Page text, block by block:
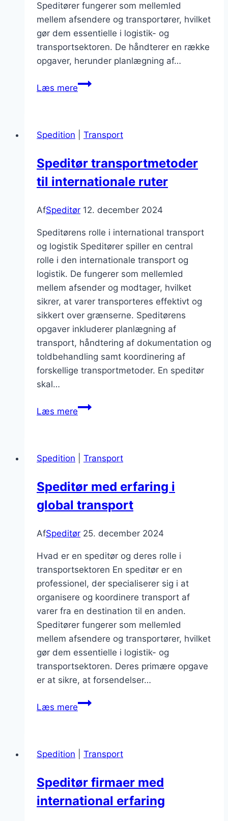
Speditører fungerer som mellemled
mellem afsendere og transportører, hvilket
gør dem essentielle i logistik- og
transportsektoren. De håndterer en række
opgaver, herunder planlægning af…
Læs mereSpeditør
Spedition
Transport
Speditør transportmetoder
til internationale ruter
AfSpeditør 12. december 2024
Speditørens rolle i international transport
og logistik Speditører spiller en central
rolle i den internationale transport og
logistik. De fungerer som mellemled
mellem afsender og modtager, hvilket
sikrer, at varer transporteres effektivt og
sikkert over grænserne. Speditørens
opgaver inkluderer planlægning af
transport, håndtering af dokumentation og
toldbehandling samt koordinering af
forskellige transportmetoder. En speditør
skal…
Læs mereSpeditør
ruter
Spedition Transport
Speditør med erfaring i
global transport
AfSpeditør 25. december 2024
Hvad er en speditør og deres rolle i
transportsektoren En speditør er en
professionel, der specialiserer sig i at
organisere og koordinere transport af
varer fra en destination til en anden.
Speditører fungerer som mellemled
mellem afsendere og transportører, hvilket
gør dem essentielle i logistik- og
transportsektoren. Deres primære opgave
er at sikre, at forsendelser…
Læs mereSpeditør
global
Spedition Transport
Speditør firmaer med
international erfaring